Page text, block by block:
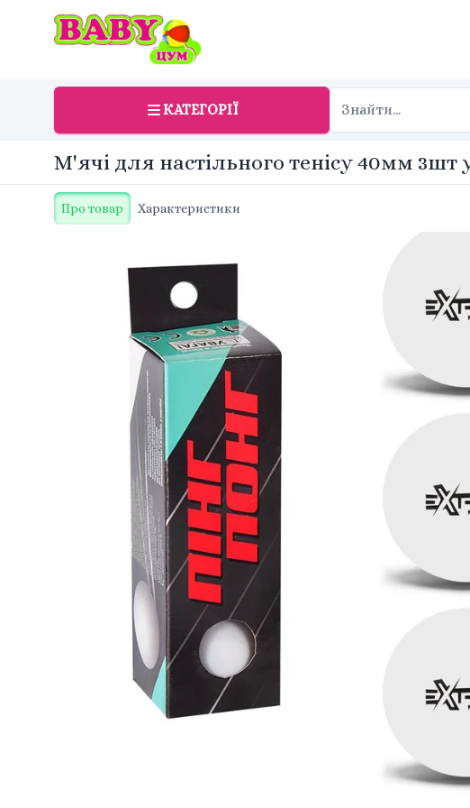
КАТЕГОРІЇ
М'ячі для настільного тенісу 40мм 3шт
Про товар Характеристики